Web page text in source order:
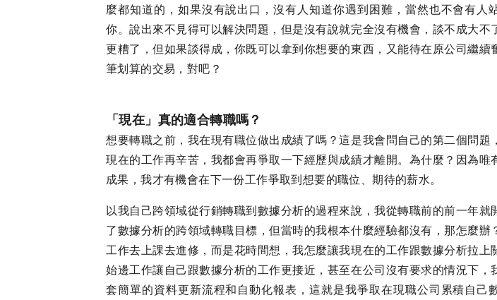
麼都知道的，如果沒有說出口，沒有人知道你遇到困難，當然也不會有人
你。說出來不見得可以解決問題，但是沒有說就完全沒有機會，談不成大不
更糟了，但如果談得成，你既可以拿到你想要的東西，又能待在原公司繼續
筆划算的交易，對吧？
「現在」真的適合轉職嗎？
想要轉職之前，我在現有職位做出成績了嗎？這是我會問自己的第二個問題
現在的工作再辛苦，我都會再爭取一下經歷與成績才離開。為什麼？因為唯
成果，我才有機會在下一份工作爭取到想要的職位、期待的薪水。
以我自己跨領域從行銷轉職到數據分析的過程來說，我從轉職前的前一年就
了數據分析的跨領域轉職目標，但當時的我根本什麼經驗都沒有，那怎麼辦
工作去上課去進修，而是花時間想，我怎麼讓我現在的工作跟數據分析拉上
始邊工作讓自己跟數據分析的工作更接近，甚至在公司沒有要求的情況下，
套簡單的資料更新流程和自動化報表，這就是我爭取在現職公司累積自己